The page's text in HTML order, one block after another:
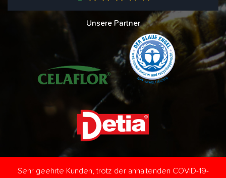
Unsere Partner
Sehr geehrte Kunden, trotz der anhaltenden COVID-19-